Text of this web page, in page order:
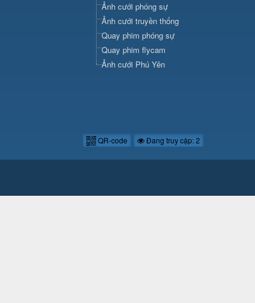
Ảnh cưới phóng sự
Ảnh cưới truyền thống
Quay phim phóng sự
Quay phim flycam
Ảnh cưới Phú Yên
QR-code Đang truy cập: 2